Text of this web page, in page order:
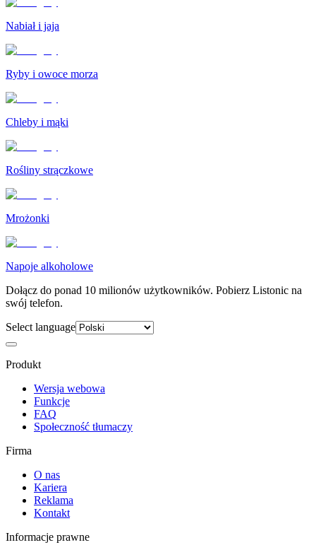
Nabiał i jaja
Ryby i owoce morza
Chleby i mąki
Rośliny strączkowe
Mrożonki
Napoje alkoholowe
Dołącz do ponad 10 milionów użytkowników. Pobierz Listonic na
swój telefon.
Select language
Produkt
Wersja webowa
Funkcje
FAQ
Społeczność tłumaczy
Firma
O nas
Kariera
Reklama
Kontakt
Informacje prawne